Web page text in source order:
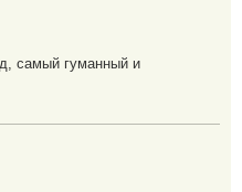
самый гуманный и